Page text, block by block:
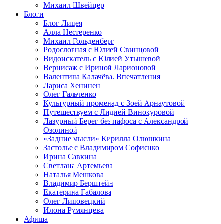
Михаил Швейцер
Блоги
Блог Лицея
Алла Нестеренко
Михаил Гольденберг
Родословная с Юлией Свинцовой
Видоискатель с Юлией Утышевой
Вернисаж с Ириной Ларионовой
Валентина Калачёва. Впечатления
Лариса Хенинен
Олег Гальченко
Культурный променад с Зоей Арнаутовой
Путешествуем с Лидией Винокуровой
Лазурный Берег без пафоса с Александрой
Озолиной
«Задние мысли» Кирилла Олюшкина
Застолье с Владимиром Софиенко
Ирина Савкина
Светлана Артемьева
Наталья Мешкова
Владимир Берштейн
Екатерина Габалова
Олег Липовецкий
Илона Румянцева
Афиша